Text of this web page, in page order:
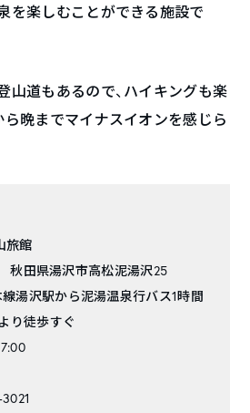
を楽しむことができる施設で
山道もあるので、ハイキングも楽
ら晩までマイナスイオンを感じら
旅館
秋田県湯沢市高松泥湯沢25
線湯沢駅から泥湯温泉行バス1時間
り徒歩すぐ